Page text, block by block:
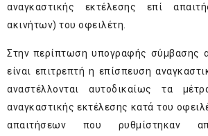
αναγκαστικής εκτέλεσης επί
ακινήτων) του οφειλέτη.
Στην περίπτωση υπογραφής σύμβασης
είναι επιτρεπτή η επίσπευση
αναστέλλονται αυτοδικαίως τα
αναγκαστικής εκτέλεσης κατά του
απαιτήσεων που ρυθμίστηκαν